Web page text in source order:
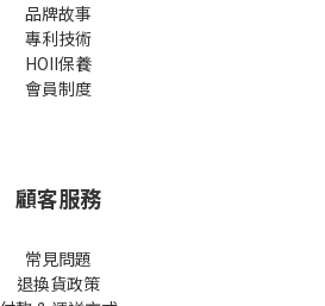
品牌故事
專利技術
HOII保養
會員制度
顧客服務
常見問題
退換貨政策